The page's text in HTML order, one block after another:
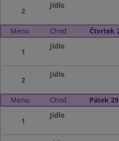
2
Jídlo
Menu Chod Čtvrtek
1
Jídlo
2
Jídlo
Menu Chod Pátek
1
Jídlo